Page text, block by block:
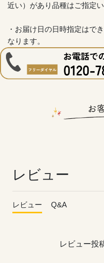
近い）があり品種はご指定い
・お届け日の日時指定はで
なります。
レビュー
レビュー Q&A
レビュー投